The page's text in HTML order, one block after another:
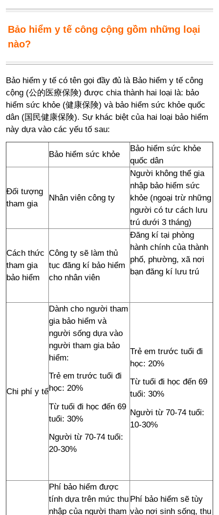
Bảo hiểm y tế công cộng gồm những loại
nào?
Bảo hiểm y tế có tên gọi đầy đủ là Bảo hiểm y tế công
cộng (公的医療保険) được chia thành hai loại là: bảo
hiểm sức khỏe (健康保険) và bảo hiểm sức khỏe quốc
dân (国民健康保険). Sự khác biệt của hai loại bảo hiểm
này dựa vào các yếu tố sau:
Bảo hiểm sức khỏe
Bảo hiểm sức khỏe
quốc dân
Đối tượng
tham gia
Nhân viên công ty
Người không thể gia
nhập bảo hiểm sức
khỏe (ngoại trừ những
người có tư cách lưu
trú dưới 3 tháng)
Cách thức
tham gia
bảo hiểm
Công ty sẽ làm thủ
tục đăng kí bảo hiểm
cho nhân viên
Đăng kí tại phòng
hành chính của thành
phố, phường, xã nơi
bạn đăng kí lưu trú
Chi phí y tế
Dành cho người tham
gia bảo hiểm và
người sống dựa vào
người tham gia bảo
hiểm:
Trẻ em trước tuổi đi
học: 20%
Từ tuổi đi học đến 69
tuổi: 30%
Người từ 70-74 tuổi:
20-30%
Trẻ em trước tuổi đi
học: 20%
Từ tuổi đi học đến 69
tuổi: 30%
Người từ 70-74 tuổi:
10-30%
Phí bảo hiểm được
tính dựa trên mức thu
nhập của người tham
Phí bảo hiểm sẽ tùy
vào nơi sinh sống, thu